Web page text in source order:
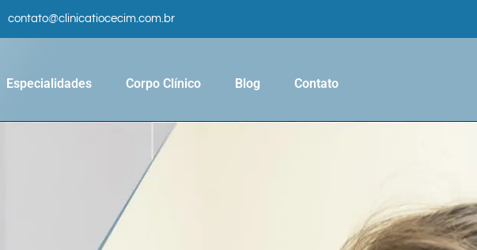
contato@clinicatiocecim.com.br
Especialidades Corpo Clínico Blog Contato